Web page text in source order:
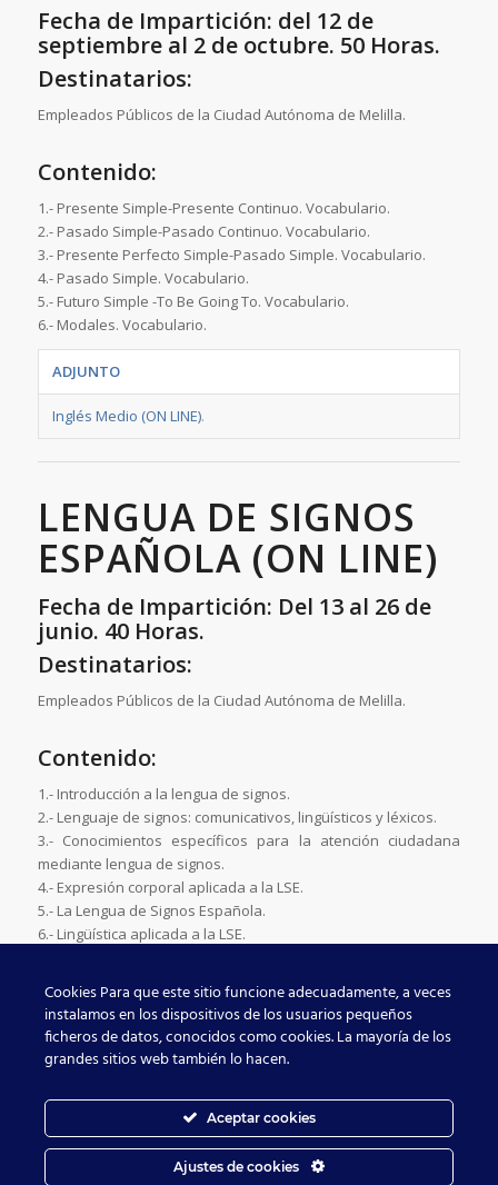
Fecha de Impartición: del 12 de
septiembre al 2 de octubre. 50 Horas.
Destinatarios:
Empleados Públicos de la Ciudad Autónoma de Melilla.
Contenido:
1.- Presente Simple-Presente Continuo. Vocabulario.
2.- Pasado Simple-Pasado Continuo. Vocabulario.
3.- Presente Perfecto Simple-Pasado Simple. Vocabulario.
4.- Pasado Simple. Vocabulario.
5.- Futuro Simple -To Be Going To. Vocabulario.
6.- Modales. Vocabulario.
ADJUNTO
Inglés Medio (ON LINE).
LENGUA DE SIGNOS
ESPAÑOLA (ON LINE)
Fecha de Impartición: Del 13 al 26 de
junio. 40 Horas.
Destinatarios:
Empleados Públicos de la Ciudad Autónoma de Melilla.
Contenido:
1.- Introducción a la lengua de signos.
2.- Lenguaje de signos: comunicativos, lingüísticos y léxicos.
3.- Conocimientos específicos para la atención ciudadana
mediante lengua de signos.
4.- Expresión corporal aplicada a la LSE.
5.- La Lengua de Signos Española.
6.- Lingüística aplicada a la LSE.
ADJUNTO
Lengua de Signos Española (ON LINE)
Dirección General de Función Pública 2021 - Enfold WordPress Theme
Cookies Para que este sitio funcione adecuadamente, a veces
instalamos en los dispositivos de los usuarios pequeños
ficheros de datos, conocidos como cookies. La mayoría de los
grandes sitios web también lo hacen.
Aceptar cookies
Ajustes de cookies